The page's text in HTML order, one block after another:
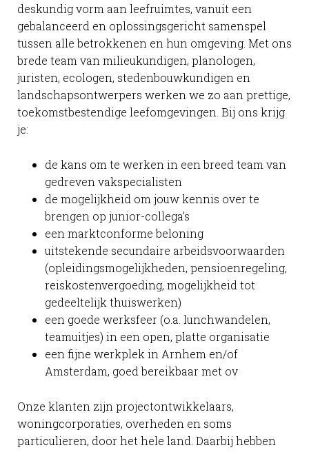
deskundig vorm aan leefruimtes, vanuit een
gebalanceerd en oplossingsgericht samenspel
tussen alle betrokkenen en hun omgeving. Met ons
brede team van milieukundigen, planologen,
juristen, ecologen, stedenbouwkundigen en
landschapsontwerpers werken we zo aan prettige,
toekomstbestendige leefomgevingen. Bij ons krijg
je:
de kans om te werken in een breed team van
gedreven vakspecialisten
de mogelijkheid om jouw kennis over te
brengen op junior-collega’s
een marktconforme beloning
uitstekende secundaire arbeidsvoorwaarden
(opleidingsmogelijkheden, pensioenregeling,
reiskostenvergoeding, mogelijkheid tot
gedeeltelijk thuiswerken)
een goede werksfeer (o.a. lunchwandelen,
teamuitjes) in een open, platte organisatie
een fijne werkplek in Arnhem en/of
Amsterdam, goed bereikbaar met ov
Onze klanten zijn projectontwikkelaars,
woningcorporaties, overheden en soms
particulieren, door het hele land. Daarbij hebben